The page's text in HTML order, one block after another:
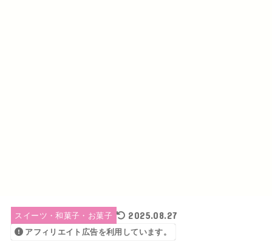
スイーツ・和菓子・お菓子 2025.08.27
アフィリエイト広告を利用しています。